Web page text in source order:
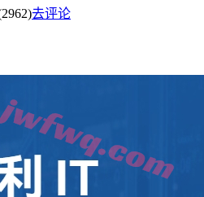
去评论